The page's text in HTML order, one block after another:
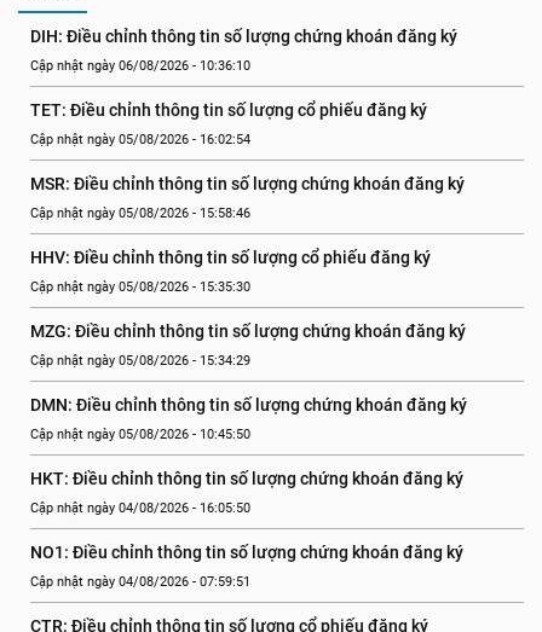
DIH: Điều chỉnh thông tin số lượng chứng khoán đăng ký
Cập nhật ngày 06/08/2026 - 10:36:10
TET: Điều chỉnh thông tin số lượng cổ phiếu đăng ký
Cập nhật ngày 05/08/2026 - 16:02:54
MSR: Điều chỉnh thông tin số lượng chứng khoán đăng ký
Cập nhật ngày 05/08/2026 - 15:58:46
HHV: Điều chỉnh thông tin số lượng cổ phiếu đăng ký
Cập nhật ngày 05/08/2026 - 15:35:30
MZG: Điều chỉnh thông tin số lượng chứng khoán đăng ký
Cập nhật ngày 05/08/2026 - 15:34:29
DMN: Điều chỉnh thông tin số lượng chứng khoán đăng ký
Cập nhật ngày 05/08/2026 - 10:45:50
HKT: Điều chỉnh thông tin số lượng chứng khoán đăng ký
Cập nhật ngày 04/08/2026 - 16:05:50
NO1: Điều chỉnh thông tin số lượng chứng khoán đăng ký
Cập nhật ngày 04/08/2026 - 07:59:51
CTR: Điều chỉnh thông tin số lượng cổ phiếu đăng ký